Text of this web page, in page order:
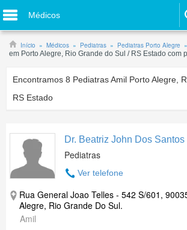
Médicos
Início Médicos Pediatras Pediatras Porto Alegre
em Porto Alegre, Rio Grande do Sul / RS Estado com
Encontramos 8 Pediatras Amil Porto Alegre,
RS Estado
Dr. Beatriz John Dos Santos
Pediatras
Ver telefone
Rua General Joao Telles - 542 S/601,
Alegre, Rio Grande Do Sul.
Amil